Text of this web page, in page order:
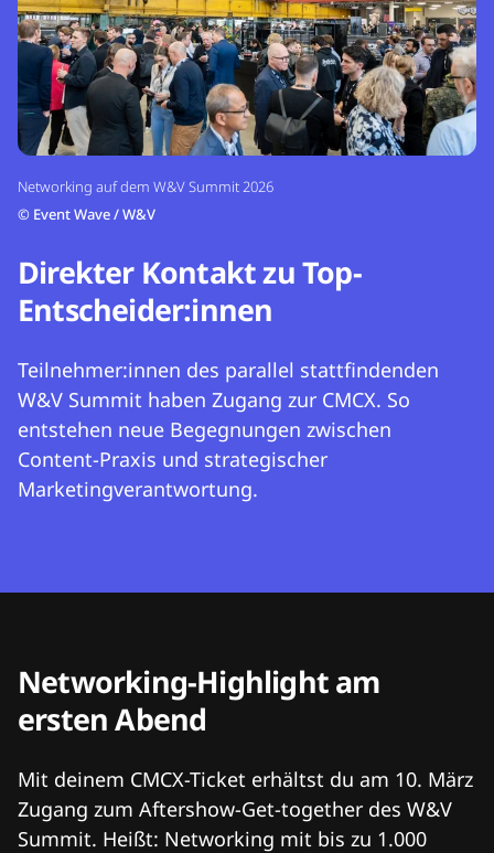
Networking auf dem W&V Summit 2026
© Event Wave / W&V
Direkter Kontakt zu Top-
Entscheider:innen
Teilnehmer:innen des parallel stattfindenden
W&V Summit haben Zugang zur CMCX. So
entstehen neue Begegnungen zwischen
Content-Praxis und strategischer
Marketingverantwortung.
Networking-Highlight am
ersten Abend
Mit deinem CMCX-Ticket erhältst du am 10. März
Zugang zum Aftershow-Get-together des W&V
Summit. Heißt: Networking mit bis zu 1.000